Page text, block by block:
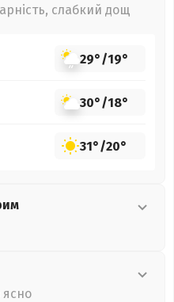
слабкий дощ
29°/19°
30°/18°
31°/20°